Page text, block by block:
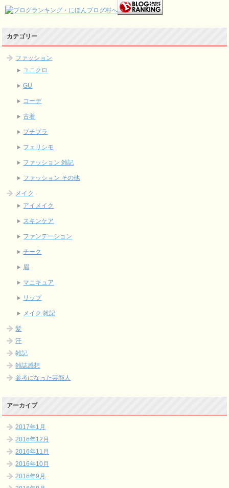
カテゴリー
ファッション
ユニクロ
GU
コーデ
古着
プチプラ
フェリシモ
ファッション 雑記
ファッション その他
メイク
アイメイク
スキンケア
ファンデーション
チーク
眉
マニキュア
リップ
メイク 雑記
髪
汗
雑記
雑誌感想
参考になった芸能人
アーカイブ
2017年1月
2016年12月
2016年11月
2016年10月
2016年9月